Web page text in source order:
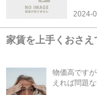
2024-
家賃を上手くおさえ
物価高です
えれば問題